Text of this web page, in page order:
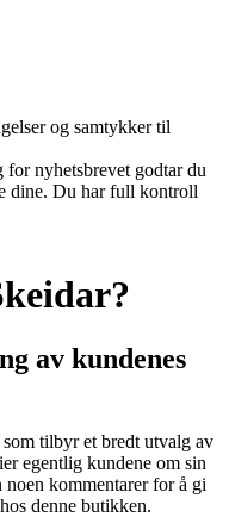
og samtykker til
for nyhetsbrevet godtar du
dine. Du har full kontroll
av kundenes
tilbyr et bredt utvalg av
egentlig kundene om sin
kommentarer for å gi
denne butikken.